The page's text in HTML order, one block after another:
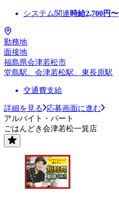
システム関連時給2,700円〜
勤務地
面接地
福島県会津若松市
堂島駅、会津若松駅、東長原駅
交通費支給
詳細を見る
応募画面に進む
アルバイト・パート
ごはんどき会津若松一箕店